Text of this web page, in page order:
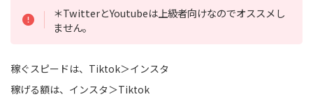
＊TwitterとYoutubeは上級者向けなのでオススメし
ません。
稼ぐスピードは、Tiktok＞インスタ
稼げる額は、インスタ＞Tiktok